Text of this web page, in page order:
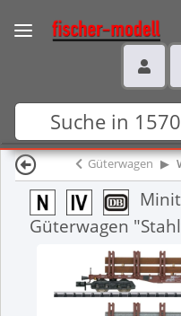
Güterwagen
Güterwagen